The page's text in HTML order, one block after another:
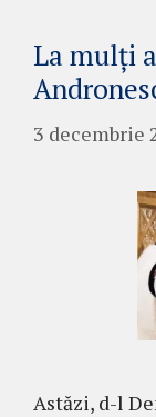
La mulți
3 decembrie
Astăzi, d-l